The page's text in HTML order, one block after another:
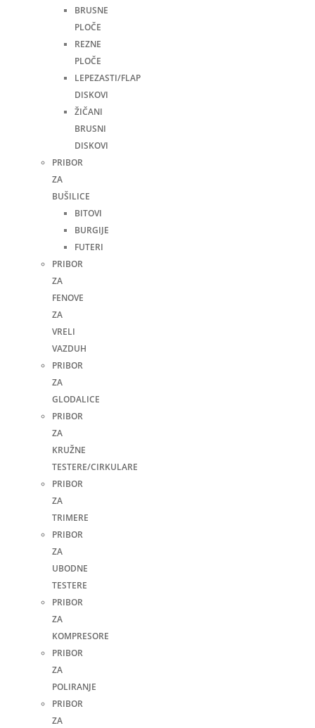
BRUSNE
PLOČE
REZNE
PLOČE
LEPEZASTI/FLAP
DISKOVI
ŽIČANI
BRUSNI
DISKOVI
PRIBOR
ZA
BUŠILICE
BITOVI
BURGIJE
FUTERI
PRIBOR
ZA
FENOVE
ZA
VRELI
VAZDUH
PRIBOR
ZA
GLODALICE
PRIBOR
ZA
KRUŽNE
TESTERE/CIRKULARE
PRIBOR
ZA
TRIMERE
PRIBOR
ZA
UBODNE
TESTERE
PRIBOR
ZA
KOMPRESORE
PRIBOR
ZA
POLIRANJE
PRIBOR
ZA